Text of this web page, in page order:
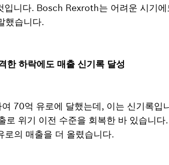
입니다. Bosch Rexroth는 어려운 시기
했습니다.
한 하락에도 매출 신기록 달성
70억 유로에 달했는데, 이는 신기록
로 위기 이전 수준을 회복한 바 있습니
의 매출을 더 올렸습니다.